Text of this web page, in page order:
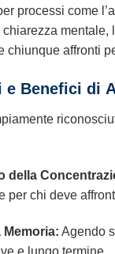
processi come
mentale,
chiunque affronti
e Benefici di
della
per chi deve
Agendo
e lungo termine.